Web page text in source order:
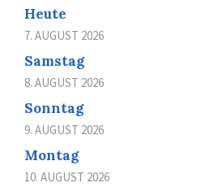
Heute
7. AUGUST 2026
Samstag
8. AUGUST 2026
Sonntag
9. AUGUST 2026
Montag
10. AUGUST 2026